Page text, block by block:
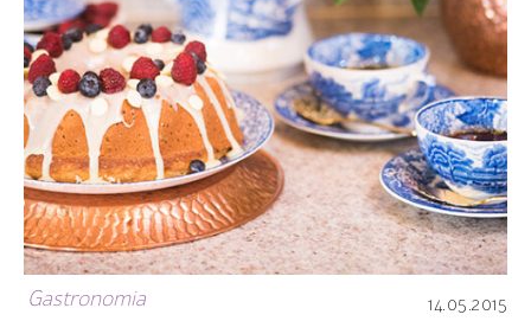
Gastronomia 14.05.2015